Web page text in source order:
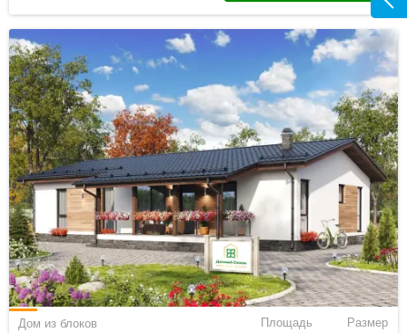
Дом из блоков Площадь Размер